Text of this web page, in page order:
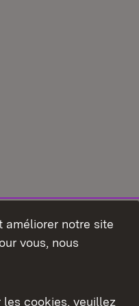
améliorer notre site
vous, nous
cookies, veuillez